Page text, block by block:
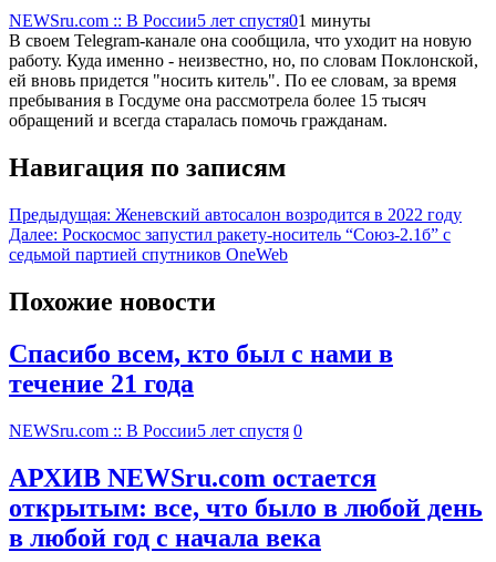
NEWSru.com :: В России5 лет спустя01 минуты
В своем Telegram-канале она сообщила, что уходит на новую
работу. Куда именно - неизвестно, но, по словам Поклонской,
ей вновь придется "носить китель". По ее словам, за время
пребывания в Госдуме она рассмотрела более 15 тысяч
обращений и всегда старалась помочь гражданам.
Навигация по записям
Предыдущая: Женевский автосалон возродится в 2022 году
Далее: Роскосмос запустил ракету-носитель “Союз-2.1б” с
седьмой партией спутников OneWeb
Похожие новости
Спасибо всем, кто был с нами в
течение 21 года
NEWSru.com :: В России5 лет спустя 0
АРХИВ NEWSru.com остается
открытым: все, что было в любой день
в любой год с начала века